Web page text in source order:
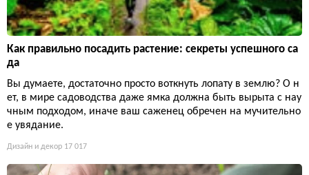
Как правильно посадить растение: секреты успешного са
да
Вы думаете, достаточно просто воткнуть лопату в землю? О н
ет, в мире садоводства даже ямка должна быть вырыта с нау
чным подходом, иначе ваш саженец обречен на мучительно
е увядание.
Дизайн и декор 17 017